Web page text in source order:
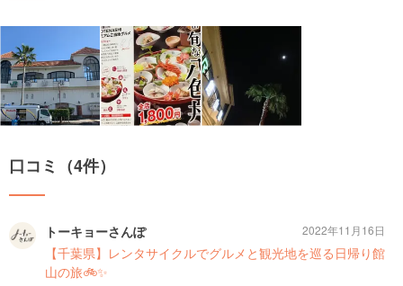
口コミ（4件）
トーキョーさんぽ
【千葉県】レンタサイクルでグルメと観光地を巡る日帰り館
山の旅🚲✨
2022年11月16日